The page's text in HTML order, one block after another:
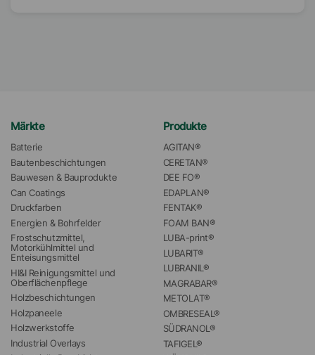
Märkte
Batterie
Bautenbeschichtungen
Bauwesen & Bauprodukte
Can Coatings
Druckfarben
Energien & Bohrfelder
Frostschutzmittel,
Motorkühlmittel und
Enteisungsmittel
HI&I Reinigungsmittel und
Oberflächenpflege
Holzbeschichtungen
Holzpaneele
Holzwerkstoffe
Industrial Overlays
Produkte
AGITAN®
CERETAN®
DEE FO®
EDAPLAN®
FENTAK®
FOAM BAN®
LUBA-print®
LUBARIT®
LUBRANIL®
MAGRABAR®
METOLAT®
OMBRESEAL®
SÜDRANOL®
TAFIGEL®